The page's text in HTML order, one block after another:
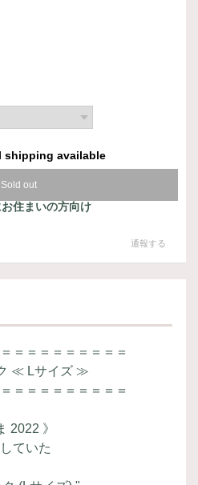
shipping available
Sold out
住まいの方向け
通報する
＝＝＝＝＝＝＝＝＝
ク ≪ Lサイズ ≫
＝＝＝＝＝＝＝＝＝
2022 》
ていた